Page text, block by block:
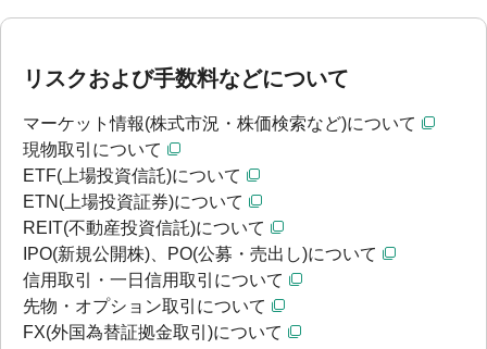
リスクおよび手数料などについて
マーケット情報(株式市況・株価検索など)について
現物取引について
ETF(上場投資信託)について
ETN(上場投資証券)について
REIT(不動産投資信託)について
IPO(新規公開株)、PO(公募・売出し)について
信用取引・一日信用取引について
先物・オプション取引について
FX(外国為替証拠金取引)について